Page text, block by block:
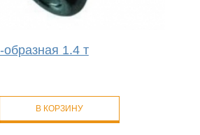
1.4 т
В КОРЗИНУ